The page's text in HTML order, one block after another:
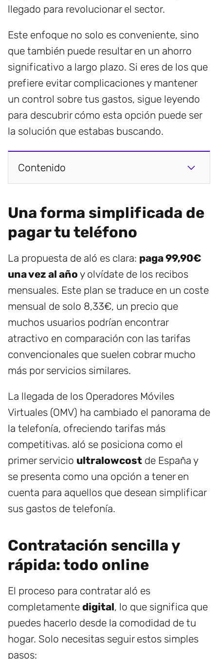
llegado para revolucionar el sector.
Este enfoque no solo es conveniente, sino
que también puede resultar en un ahorro
significativo a largo plazo. Si eres de los que
prefiere evitar complicaciones y mantener
un control sobre tus gastos, sigue leyendo
para descubrir cómo esta opción puede ser
la solución que estabas buscando.
Contenido
Una forma simplificada de
pagar tu teléfono
La propuesta de aló es clara: paga 99,90€
una vez al año y olvídate de los recibos
mensuales. Este plan se traduce en un coste
mensual de solo 8,33€, un precio que
muchos usuarios podrían encontrar
atractivo en comparación con las tarifas
convencionales que suelen cobrar mucho
más por servicios similares.
La llegada de los Operadores Móviles
Virtuales (OMV) ha cambiado el panorama de
la telefonía, ofreciendo tarifas más
competitivas. aló se posiciona como el
primer servicio ultralowcost de España y
se presenta como una opción a tener en
cuenta para aquellos que desean simplificar
sus gastos de telefonía.
Contratación sencilla y
rápida: todo online
El proceso para contratar aló es
completamente digital, lo que significa que
puedes hacerlo desde la comodidad de tu
hogar. Solo necesitas seguir estos simples
pasos: